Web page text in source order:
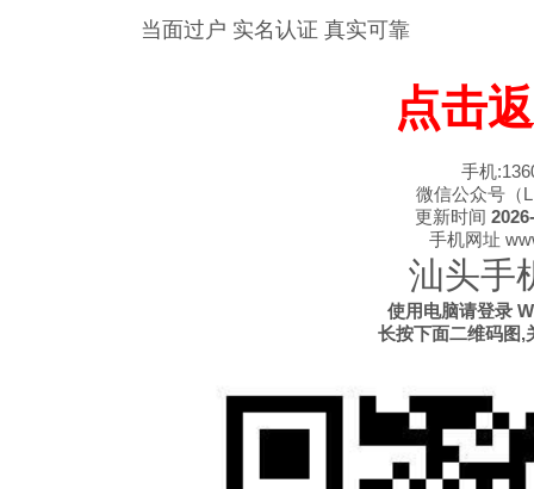
当面过户 实名认证 真实可靠
点击
手机
微信公众号（
更新时间
手机网址
汕头手
使用电脑请登录
长按下面二维码图